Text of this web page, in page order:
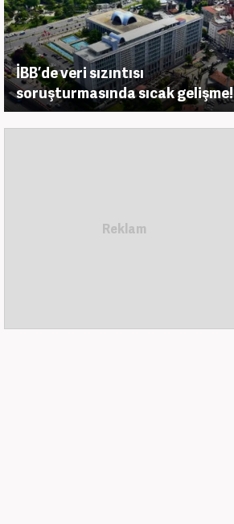
İBB’de veri sızıntısı
soruşturmasında sıcak gelişme!